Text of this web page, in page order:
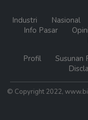
Industri Nasional
Info Pasar
Opini
Profil
Susunan
© Copyright 2022,